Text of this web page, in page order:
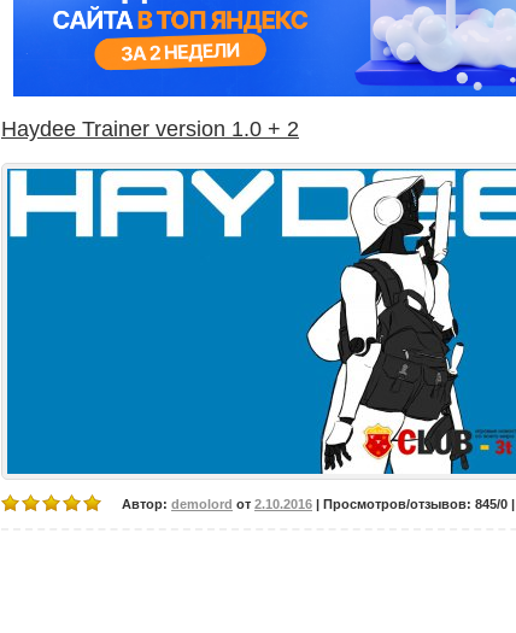
Haydee Trainer version 1.0 + 2
Автор: demolord от 2.10.2016 | Просмотров/отзывов: 845/0 |